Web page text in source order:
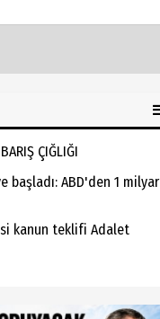
ÇIĞLIĞI
başladı: ABD'den 1 milyar
kanun teklifi Adalet